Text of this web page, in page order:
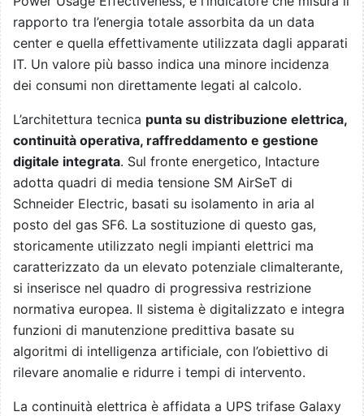
rapporto tra l’energia totale assorbita da un data
center e quella effettivamente utilizzata dagli apparati
IT. Un valore più basso indica una minore incidenza
dei consumi non direttamente legati al calcolo.
L’architettura tecnica punta su distribuzione elettrica,
continuità operativa, raffreddamento e gestione
digitale integrata. Sul fronte energetico, Intacture
adotta quadri di media tensione SM AirSeT di
Schneider Electric, basati su isolamento in aria al
posto del gas SF6. La sostituzione di questo gas,
storicamente utilizzato negli impianti elettrici ma
caratterizzato da un elevato potenziale climalterante,
si inserisce nel quadro di progressiva restrizione
normativa europea. Il sistema è digitalizzato e integra
funzioni di manutenzione predittiva basate su
algoritmi di intelligenza artificiale, con l’obiettivo di
rilevare anomalie e ridurre i tempi di intervento.
La continuità elettrica è affidata a UPS trifase Galaxy